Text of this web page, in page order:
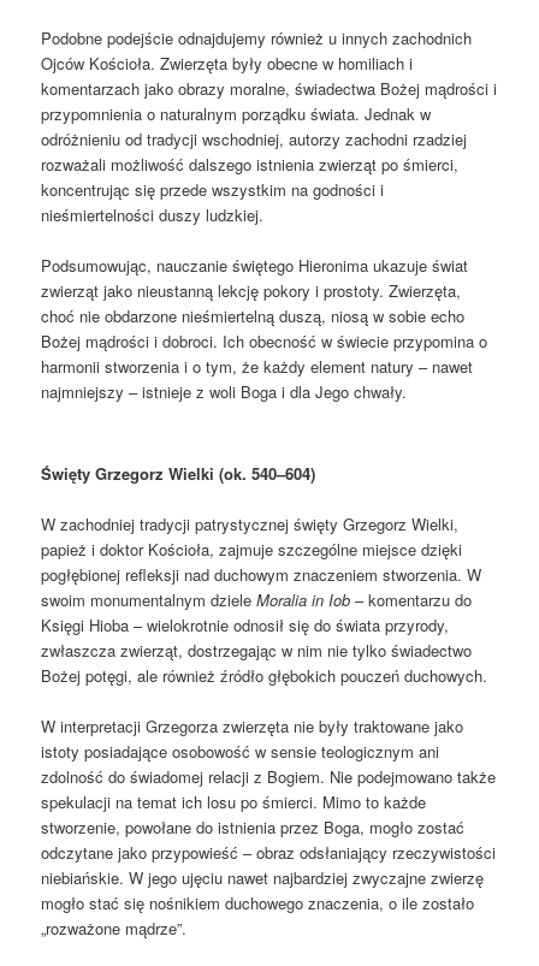
Podobne podejście odnajdujemy również u innych zachodnich
Ojców Kościoła. Zwierzęta były obecne w homiliach i
komentarzach jako obrazy moralne, świadectwa Bożej mądrości i
przypomnienia o naturalnym porządku świata. Jednak w
odróżnieniu od tradycji wschodniej, autorzy zachodni rzadziej
rozważali możliwość dalszego istnienia zwierząt po śmierci,
koncentrując się przede wszystkim na godności i
nieśmiertelności duszy ludzkiej.
Podsumowując, nauczanie świętego Hieronima ukazuje świat
zwierząt jako nieustanną lekcję pokory i prostoty. Zwierzęta,
choć nie obdarzone nieśmiertelną duszą, niosą w sobie echo
Bożej mądrości i dobroci. Ich obecność w świecie przypomina o
harmonii stworzenia i o tym, że każdy element natury – nawet
najmniejszy – istnieje z woli Boga i dla Jego chwały.
Święty Grzegorz Wielki (ok. 540–604)
W zachodniej tradycji patrystycznej święty Grzegorz Wielki,
papież i doktor Kościoła, zajmuje szczególne miejsce dzięki
pogłębionej refleksji nad duchowym znaczeniem stworzenia. W
swoim monumentalnym dzieleMoralia in Iob – komentarzu do
Księgi Hioba – wielokrotnie odnosił się do świata przyrody,
zwłaszcza zwierząt, dostrzegając w nim nie tylko świadectwo
Bożej potęgi, ale również źródło głębokich pouczeń duchowych.
W interpretacji Grzegorza zwierzęta nie były traktowane jako
istoty posiadające osobowość w sensie teologicznym ani
zdolność do świadomej relacji z Bogiem. Nie podejmowano także
spekulacji na temat ich losu po śmierci. Mimo to każde
stworzenie, powołane do istnienia przez Boga, mogło zostać
odczytane jako przypowieść – obraz odsłaniający rzeczywistości
niebiańskie. W jego ujęciu nawet najbardziej zwyczajne zwierzę
mogło stać się nośnikiem duchowego znaczenia, o ile zostało
„rozważone mądrze”.